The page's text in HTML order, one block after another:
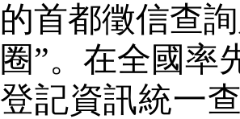
的首都徵信查
圈”。在全國率
登記資訊統一